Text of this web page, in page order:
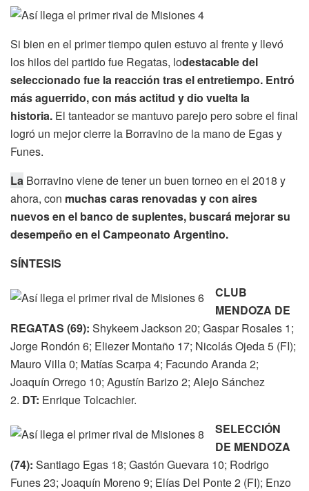
Si bien en el primer tiempo quien estuvo al frente y llevó
los hilos del partido fue Regatas, lodestacable del
seleccionado fue la reacción tras el entretiempo. Entró
más aguerrido, con más actitud y dio vuelta la
historia. El tanteador se mantuvo parejo pero sobre el final
logró un mejor cierre la Borravino de la mano de Egas y
Funes.
La Borravino viene de tener un buen torneo en el 2018 y
ahora, con muchas caras renovadas y con aires
nuevos en el banco de suplentes, buscará mejorar su
desempeño en el Campeonato Argentino.
SÍNTESIS
CLUB
MENDOZA DE
REGATAS (69): Shykeem Jackson 20; Gaspar Rosales 1;
Jorge Rondón 6; Eliezer Montaño 17; Nicolás Ojeda 5 (FI);
Mauro Villa 0; Matías Scarpa 4; Facundo Aranda 2;
Joaquín Orrego 10; Agustín Barizo 2; Alejo Sánchez
2. DT: Enrique Tolcachier.
SELECCIÓN
DE MENDOZA
(74): Santiago Egas 18; Gastón Guevara 10; Rodrigo
Funes 23; Joaquín Moreno 9; Elías Del Ponte 2 (FI); Enzo